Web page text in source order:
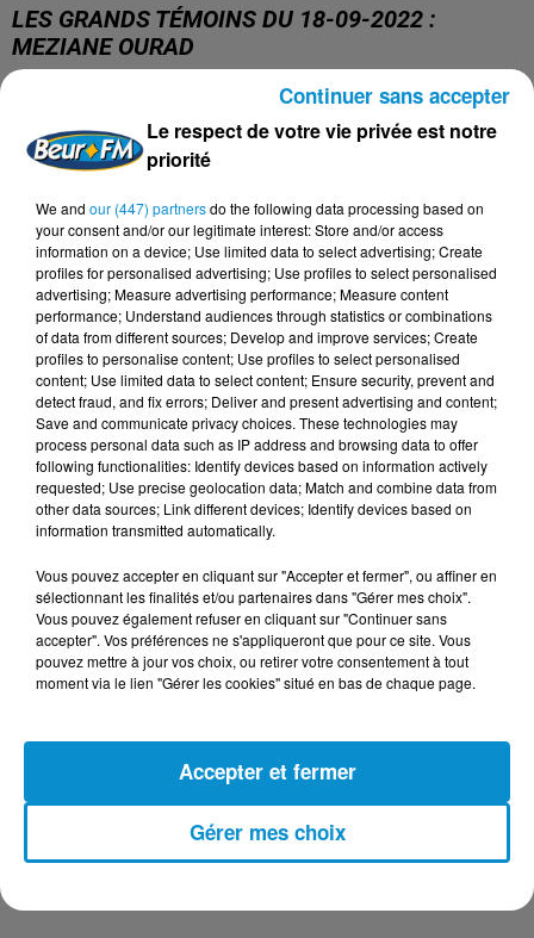
LES GRANDS TÉMOINS DU 18-09-2022 :
MEZIANE OURAD
Face à face avec le grand témoin de l'actualité de la
semaine !
DERNIERS PODCASTS
24 juillet 2026
Les Zinformés - 24/07/26
23 juillet 2026
22 juillet 2026
Les Zinformés - 22/07/26
Le respect de votre vie privée est notre
priorité
We and our (447) partnersdo the following data processing based on
your consent and/or our legitimate interest: Store and/or access
information on a device; Use limited data to select advertising; Create
profiles for personalised advertising; Use profiles to select personalised
advertising; Measure advertising performance; Measure content
performance; Understand audiences through statistics or combinations
of data from different sources; Develop and improve services; Create
profiles to personalise content; Use profiles to select personalised
content; Use limited data to select content; Ensure security, prevent and
detect fraud, and fix errors; Deliver and present advertising and content;
Save and communicate privacy choices. These technologies may
process personal data such as IP address and browsing data to offer
following functionalities: Identify devices based on information actively
requested; Use precise geolocation data; Match and combine data from
other data sources; Link different devices; Identify devices based on
information transmitted automatically.
Vous pouvez accepter en cliquant sur "Accepter et fermer", ou affiner en
sélectionnant les finalités et/ou partenaires dans "Gérer mes choix".
Vous pouvez également refuser en cliquant sur "Continuer sans
accepter". Vos préférences ne s'appliqueront que pour ce site. Vous
pouvez mettre à jour vos choix, ou retirer votre consentement à tout
moment via le lien "Gérer les cookies" situé en bas de chaque page.
Gérer mes choix
Accepter et fermer
Continuer sans accepter